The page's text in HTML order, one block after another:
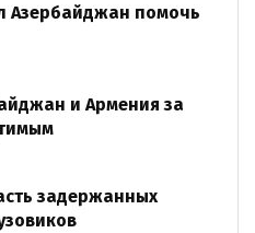
Азербайджан помочь
и Армения за
задержанных